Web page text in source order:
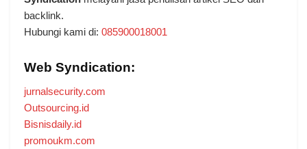
backlink.
Hubungi kami di: 085900018001
Web Syndication:
jurnalsecurity.com
Outsourcing.id
Bisnisdaily.id
promoukm.com